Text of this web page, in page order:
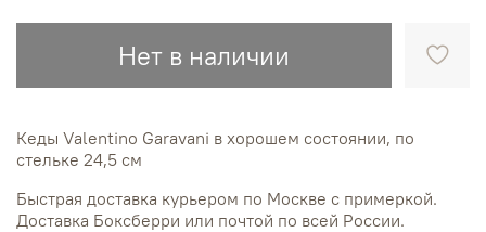
Нет в наличии
Кеды Valentino Garavani в хорошем состоянии, по
стельке 24,5 см
Быстрая доставка курьером по Москве с примеркой.
Доставка Боксберри или почтой по всей России.